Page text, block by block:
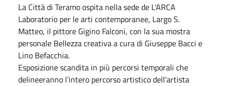
La Città di Teramo ospita nella sede de L'ARCA
Laboratorio per le arti contemporanee, Largo S.
Matteo, il pittore Gigino Falconi, con la sua mostra
personale Bellezza creativa a cura di Giuseppe Bacci e
Lino Befacchia.
Esposizione scandita in più percorsi temporali che
delineeranno l’intero percorso artistico dell’artista